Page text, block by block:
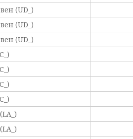
(UD_)
(UD_)
(UD_)